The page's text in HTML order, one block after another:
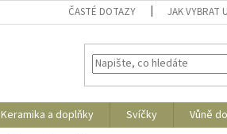
ČASTÉ DOTAZY JAK VYBRAT
Keramika a doplňky Svíčky Vůně